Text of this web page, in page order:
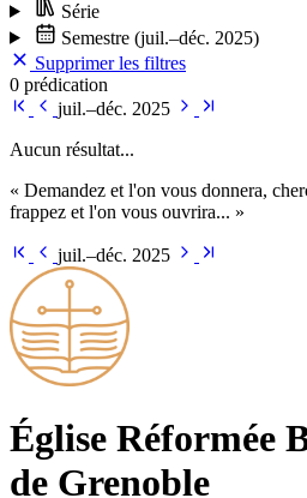
Série
Semestre (juil.–déc. 2025)
Supprimer les filtres
0 prédication
juil.–déc. 2025
Aucun résultat...
« Demandez et l'on vous donnera,
frappez et l'on vous ouvrira... »
juil.–déc. 2025
Église Ré­for­mée
de Grenoble